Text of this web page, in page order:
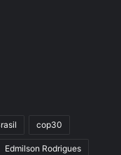
cop30
Edmilson Rodrigues